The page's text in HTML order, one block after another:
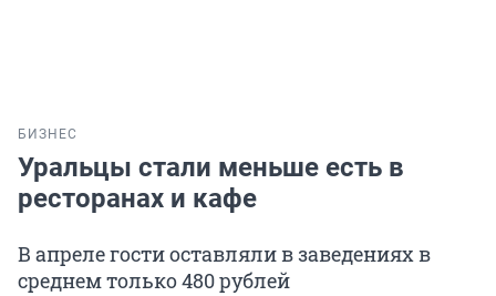
БИЗНЕС
Уральцы стали меньше есть в
ресторанах и кафе
В апреле гости оставляли в заведениях в
среднем только 480 рублей